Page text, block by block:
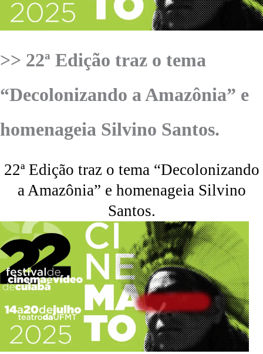
>> 22ª Edição traz o tema
“Decolonizando a Amazônia” e
homenageia Silvino Santos.
22ª Edição traz o tema “Decolonizando
a Amazônia” e homenageia Silvino
Santos.